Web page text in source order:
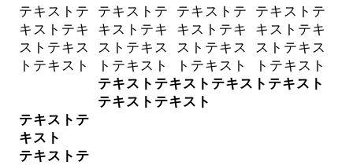
テキストテ
キストテキ
ストテキス
トテキスト
テキストテ
キストテキ
ストテキス
トテキスト
テキストテ
キストテキ
ストテキス
トテキスト
テキストテ
キストテキ
ストテキス
トテキスト
テキストテキストテキストテキスト
テキストテキスト
テキストテ
キスト
テキストテ